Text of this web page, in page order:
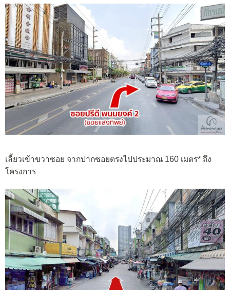
เลี้ยวเข้าขวาซอย จากปากซอยตรงไปประมาณ 160 เมตร* ถึง
โครงการ